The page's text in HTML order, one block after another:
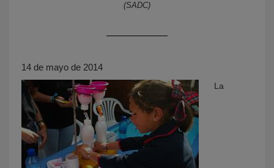
(SADC)
14 de mayo de 2014
La